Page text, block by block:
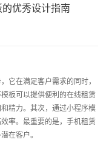
优秀设计指南
它在满足客户需求的同时，
板可以提供便利的在线租赁
精力。其次，通过小程序模
率。最重要的是，手机租赁
在客户。